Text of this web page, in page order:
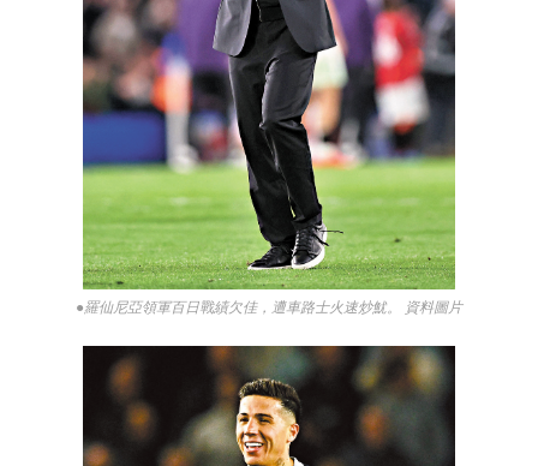
●羅仙尼亞領軍百日戰績欠佳，遭車路士火速炒魷。 資料圖片